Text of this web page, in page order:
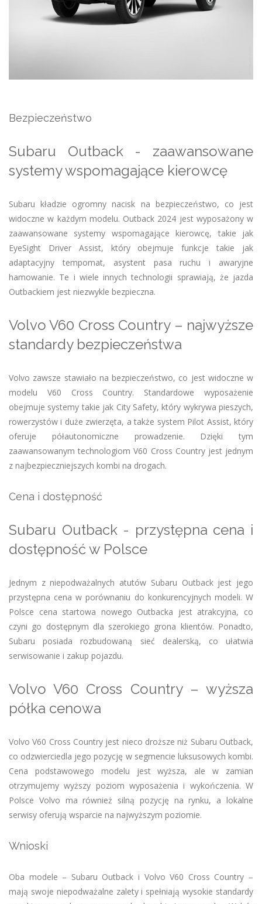
Bezpieczeństwo
Subaru Outback - zaawansowane
systemy wspomagające kierowcę
Subaru kładzie ogromny nacisk na bezpieczeństwo, co jest
widoczne w każdym modelu. Outback 2024 jest wyposażony w
zaawansowane systemy wspomagające kierowcę, takie jak
EyeSight Driver Assist, który obejmuje funkcje takie jak
adaptacyjny tempomat, asystent pasa ruchu i awaryjne
hamowanie. Te i wiele innych technologii sprawiają, że jazda
Outbackiem jest niezwykle bezpieczna.
Volvo V60 Cross Country – najwyższe
standardy bezpieczeństwa
Volvo zawsze stawiało na bezpieczeństwo, co jest widoczne w
modelu V60 Cross Country. Standardowe wyposażenie
obejmuje systemy takie jak City Safety, który wykrywa pieszych,
rowerzystów i duże zwierzęta, a także system Pilot Assist, który
oferuje półautonomiczne prowadzenie. Dzięki tym
zaawansowanym technologiom V60 Cross Country jest jednym
z najbezpieczniejszych kombi na drogach.
Cena i dostępność
Subaru Outback - przystępna cena i
dostępność w Polsce
Jednym z niepodważalnych atutów Subaru Outback jest jego
przystępna cena w porównaniu do konkurencyjnych modeli. W
Polsce cena startowa nowego Outbacka jest atrakcyjna, co
czyni go dostępnym dla szerokiego grona klientów. Ponadto,
Subaru posiada rozbudowaną sieć dealerską, co ułatwia
serwisowanie i zakup pojazdu.
Volvo V60 Cross Country – wyższa
półka cenowa
Volvo V60 Cross Country jest nieco droższe niż Subaru Outback,
co odzwierciedla jego pozycję w segmencie luksusowych kombi.
Cena podstawowego modelu jest wyższa, ale w zamian
otrzymujemy wyższy poziom wyposażenia i wykończenia. W
Polsce Volvo ma również silną pozycję na rynku, a lokalne
serwisy oferują wsparcie na najwyższym poziomie.
Wnioski
Oba modele – Subaru Outback i Volvo V60 Cross Country –
mają swoje niepodważalne zalety i spełniają wysokie standardy